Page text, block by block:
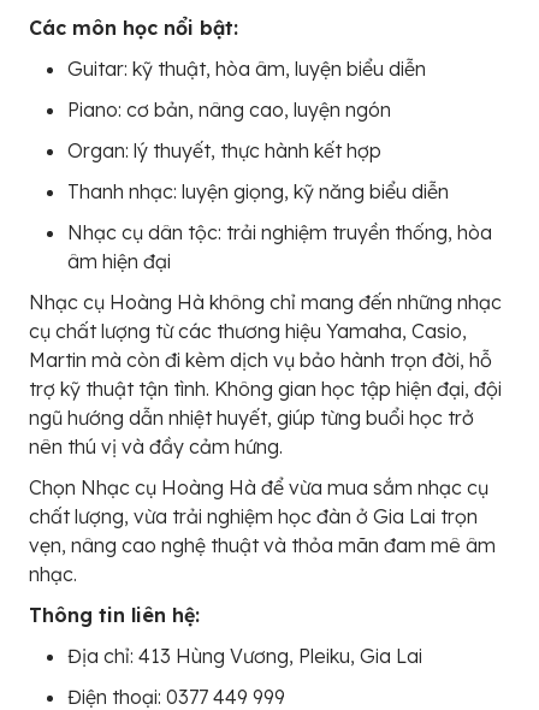
Các môn học nổi bật:
Guitar: kỹ thuật, hòa âm, luyện biểu diễn
Piano: cơ bản, nâng cao, luyện ngón
Organ: lý thuyết, thực hành kết hợp
Thanh nhạc: luyện giọng, kỹ năng biểu diễn
Nhạc cụ dân tộc: trải nghiệm truyền thống, hòa
âm hiện đại
Nhạc cụ Hoàng Hà không chỉ mang đến những nhạc
cụ chất lượng từ các thương hiệu Yamaha, Casio,
Martin mà còn đi kèm dịch vụ bảo hành trọn đời, hỗ
trợ kỹ thuật tận tình. Không gian học tập hiện đại, đội
ngũ hướng dẫn nhiệt huyết, giúp từng buổi học trở
nên thú vị và đầy cảm hứng.
Chọn Nhạc cụ Hoàng Hà để vừa mua sắm nhạc cụ
chất lượng, vừa trải nghiệm học đàn ở Gia Lai trọn
vẹn, nâng cao nghệ thuật và thỏa mãn đam mê âm
nhạc.
Thông tin liên hệ:
Địa chỉ: 413 Hùng Vương, Pleiku, Gia Lai
Điện thoại: 0377 449 999